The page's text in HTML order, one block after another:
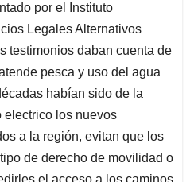
por el Instituto
Legales Alternativos
testimonios daban cuenta de
pesca y uso del agua
habían sido de la
electrico los nuevos
a la región, evitan que los
de derecho de movilidad o
el acceso a los caminos